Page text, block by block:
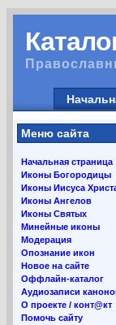
Меню сайта
Начальная страница
Иконы Богородицы
Иконы Иисуса
Иконы Ангелов
Иконы Святых
Минейные иконы
Модерация
Опознание икон
Новое на сайте
Оффлайн-каталог
Аудиозаписи
О проекте / конт@кт
Помочь сайту